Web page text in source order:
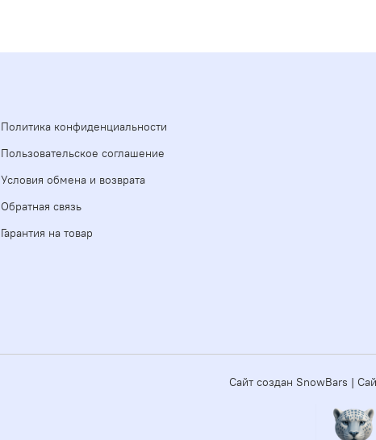
Политика конфиденциальности
Пользовательское соглашение
Условия обмена и возврата
Обратная связь
Гарантия на товар
Сайт создан SnowBars |